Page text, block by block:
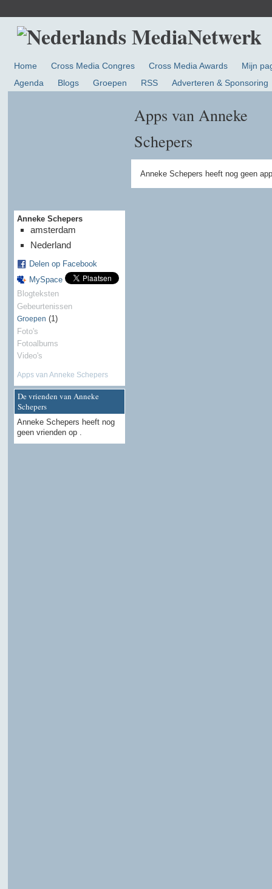
Home Cross Media Congres Cross Media Awards
Mijn
Agenda
Blogs Groepen RSS Adverteren & Sponsoring
Anneke Schepers
amsterdam
Nederland
Delen op Facebook
MySpace
Blogteksten
Gebeurtenissen
Groepen (1)
Foto's
Fotoalbums
Video's
Apps van Anneke Schepers
De vrienden van Anneke
Schepers
Anneke Schepers heeft nog
geen vrienden op .
Apps van Anneke
Schepers
Anneke Schepers heeft nog geen